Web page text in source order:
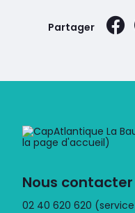
Partager
Nous contacter
02 40 620 620